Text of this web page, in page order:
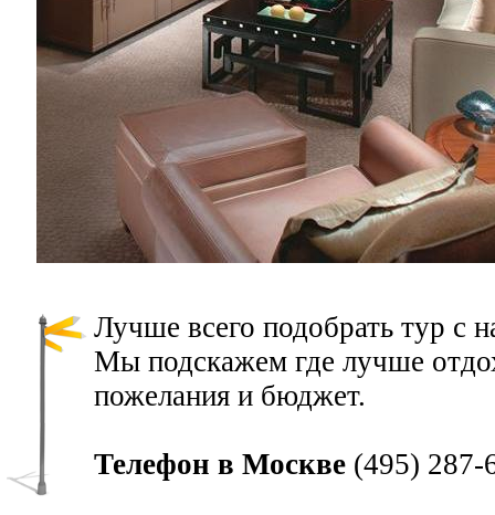
Лучше всего подобрать тур с
Мы подскажем где лучше
пожелания и бюджет.
Телефон в Москве (495) 287-